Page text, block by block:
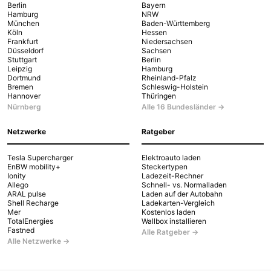
Berlin
Hamburg
München
Köln
Frankfurt
Düsseldorf
Stuttgart
Leipzig
Dortmund
Bremen
Hannover
Nürnberg
Bayern
NRW
Baden-Württemberg
Hessen
Niedersachsen
Sachsen
Berlin
Hamburg
Rheinland-Pfalz
Schleswig-Holstein
Thüringen
Alle 16 Bundesländer →
Netzwerke
Tesla Supercharger
EnBW mobility+
Ionity
Allego
ARAL pulse
Shell Recharge
Mer
TotalEnergies
Fastned
Alle Netzwerke →
Ratgeber
Elektroauto laden
Steckertypen
Ladezeit-Rechner
Schnell- vs. Normalladen
Laden auf der Autobahn
Ladekarten-Vergleich
Kostenlos laden
Wallbox installieren
Alle Ratgeber →